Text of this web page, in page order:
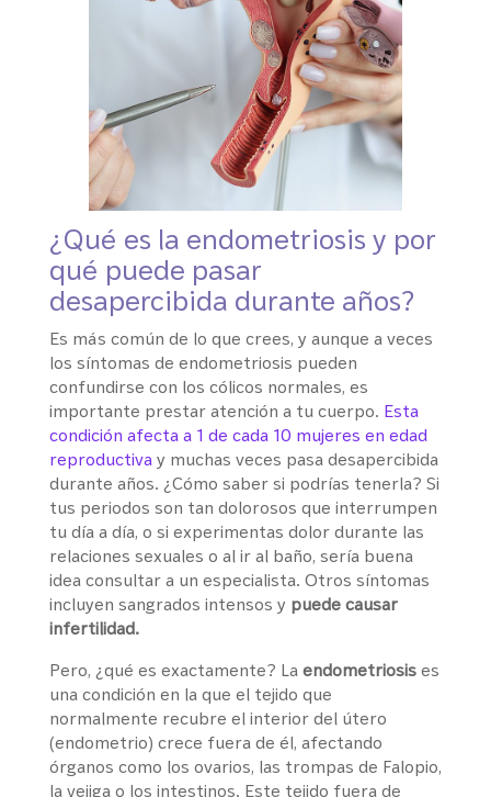
¿Qué es la endometriosis y por
qué puede pasar
desapercibida durante años?
Es más común de lo que crees, y aunque a veces
los síntomas de endometriosis pueden
confundirse con los cólicos normales, es
importante prestar atención a tu cuerpo. Esta
condición afecta a 1 de cada 10 mujeres en edad
reproductivay muchas veces pasa desapercibida
durante años. ¿Cómo saber si podrías tenerla? Si
tus periodos son tan dolorosos que interrumpen
tu día a día, o si experimentas dolor durante las
relaciones sexuales o al ir al baño, sería buena
idea consultar a un especialista. Otros síntomas
incluyen sangrados intensos y puede causar
infertilidad.
Pero, ¿qué es exactamente? La endometriosises
una condición en la que el tejido que
normalmente recubre el interior del útero
(endometrio) crece fuera de él, afectando
órganos como los ovarios, las trompas de Falopio,
la vejiga o los intestinos. Este tejido fuera de